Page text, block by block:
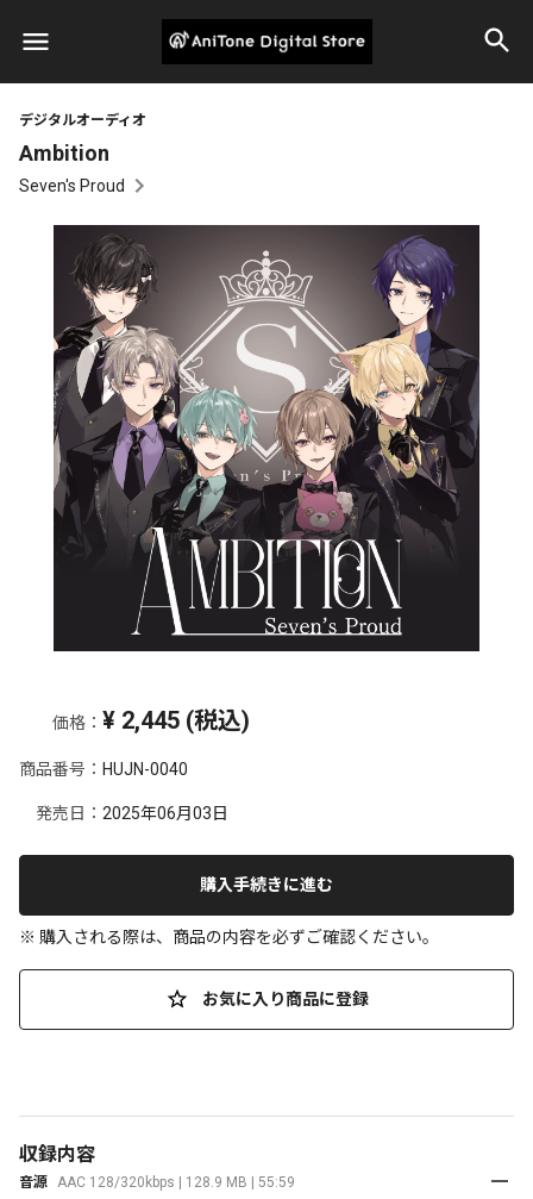
デジタルオーディオ
Ambition
Seven's Proud
価格： ¥ 2,445 (税込)
商品番号： HUJN-0040
発売日： 2025年06月03日
購入手続きに進む
※ 購入される際は、商品の内容を必ずご確認ください。
お気に入り商品に登録
収録内容
音源 AAC 128/320kbps | 128.9 MB | 55:59